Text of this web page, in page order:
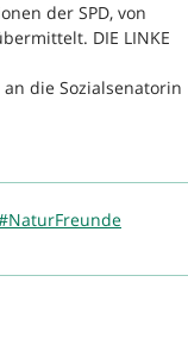
der SPD, von
DIE LINKE
die Sozialsenatorin